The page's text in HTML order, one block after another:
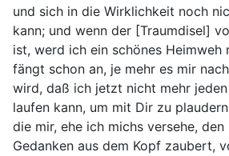
und sich in die Wirklichkeit noch
kann; und wenn der [Traumdisel]
ist, werd ich ein schönes Heimweh
fängt schon an, je mehr es mir
wird, daß ich jetzt nicht mehr
laufen kann, um mit Dir zu
die mir, ehe ich michs versehe,
Gedanken aus dem Kopf zaubert,